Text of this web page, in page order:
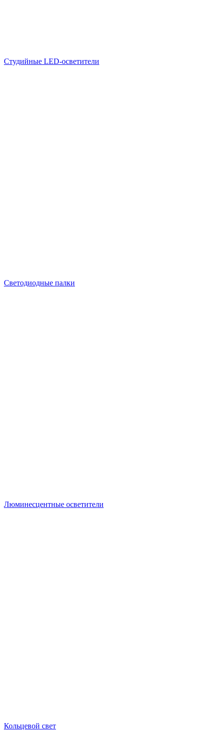
Студийные LED-осветители
Светодиодные палки
Люминесцентные осветители
Кольцевой свет